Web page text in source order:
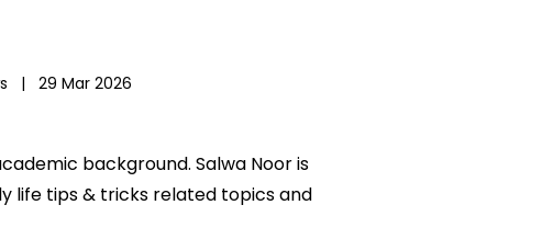
| 29 Mar 2026
background. Salwa Noor is
life tips & tricks related topics and